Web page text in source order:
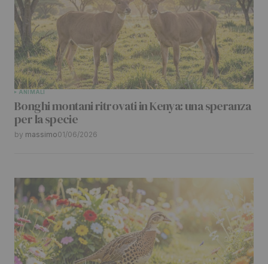
ANIMALI
Bonghi montani ritrovati in Kenya: una speranza
per la specie
by massimo01/06/2026